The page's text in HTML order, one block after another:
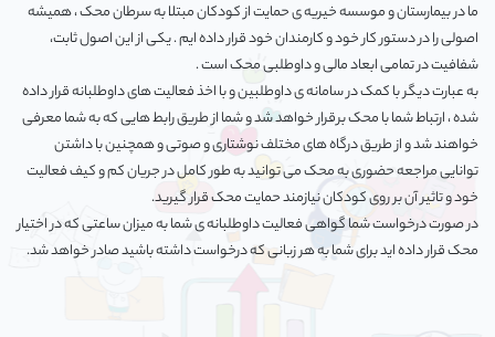
ما در بیمارستان و موسسه خیریه ی حمایت از کودکان مبتلا به سرطان محک ، همیشه
اصولی را در دستور کار خود و کارمندان خود قرار داده ایم . یکی از این اصول ثابت،
شفافیت در تمامی ابعاد مالی و داوطلبی محک است .
به عبارت دیگر با کمک در سامانه ی داوطلبین و با اخذ فعالیت های داوطلبانه قرار داده
شده ، ارتباط شما با محک برقرار خواهد شد و شما از طریق رابط هایی که به شما معرفی
خواهند شد و از طریق درگاه های مختلف نوشتاری و صوتی و همچنین با داشتن
توانایی مراجعه حضوری به محک می توانید به طور کامل در جریان کم و کیف فعالیت
خود و تاثیر آن بر روی کودکان نیازمند حمایت محک قرار گیرید.
در صورت درخواست شما گواهی فعالیت داوطلبانه ی شما به میزان ساعتی که در اختیار
محک قرار داده اید برای شما به هر زبانی که درخواست داشته باشید صادر خواهد شد.